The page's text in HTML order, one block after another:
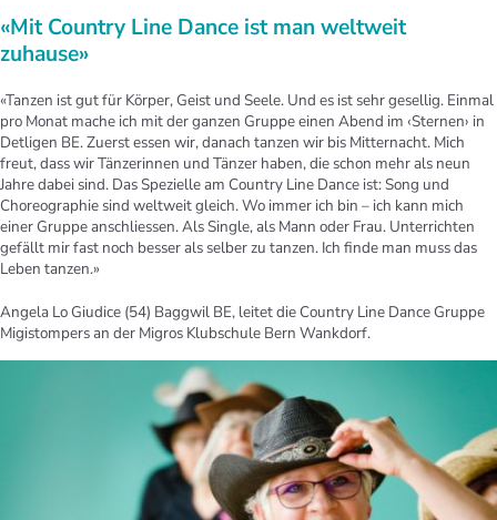
«Mit Country Line Dance ist man weltweit
zuhause»
«Tanzen ist gut für Körper, Geist und Seele. Und es ist sehr gesellig. Einmal
pro Monat mache ich mit der ganzen Gruppe einen Abend im ‹Sternen› in
Detligen BE. Zuerst essen wir, danach tanzen wir bis Mitternacht. Mich
freut, dass wir Tänzerinnen und Tänzer haben, die schon mehr als neun
Jahre dabei sind. Das Spezielle am Country Line Dance ist: Song und
Choreographie sind weltweit gleich. Wo immer ich bin – ich kann mich
einer Gruppe anschliessen. Als Single, als Mann oder Frau. Unterrichten
gefällt mir fast noch besser als selber zu tanzen. Ich finde man muss das
Leben tanzen.»
Angela Lo Giudice (54) Baggwil BE, leitet die Country Line Dance Gruppe
Migistompers an der Migros Klubschule Bern Wankdorf.